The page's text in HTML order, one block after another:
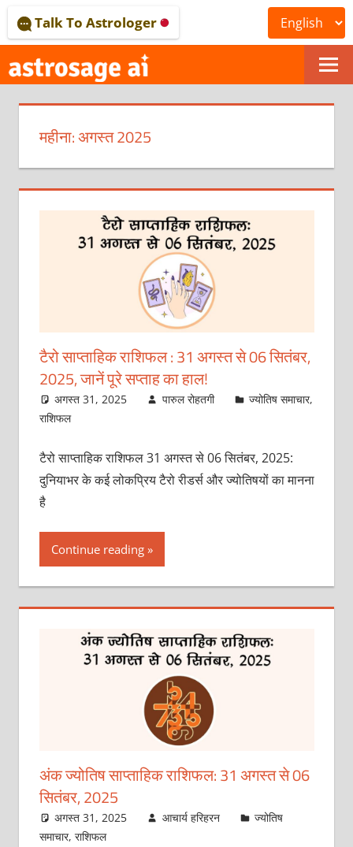
to
content
ONLINE
ASTROLOGICAL
–
ASTROSAGE
MAGAZINE
Talk To Astrologer
महीना:अगस्त 2025
टैरो साप्ताहिक राशिफल : 31 अगस्‍त से 06 सितंबर,
2025, जानें पूरे सप्‍ताह का हाल!
अगस्त 31, 2025 पारुल रोहतगी ज्योतिष समाचार,
राशिफल
टैरो साप्ताहिक राशिफल 31 अगस्‍त से 06 सितंबर, 2025:
दुनियाभर के कई लोकप्रिय टैरो रीडर्स और ज्‍योतिषयों का मानना
है
Continue reading
अंक ज्योतिष साप्ताहिक राशिफल: 31 अगस्‍त से 06
सितंबर, 2025
अगस्त 31, 2025 आचार्य हरिहरन
ज्योतिष
समाचार, राशिफल